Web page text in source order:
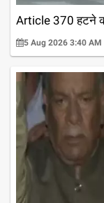
Article 370 हटने की
5 Aug 2026 3:40 AM